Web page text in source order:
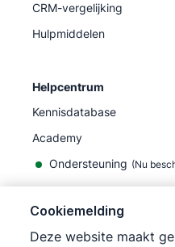
CRM-vergelijking
Hulpmiddelen
Helpcentrum
Kennisdatabase
Academy
Ondersteuning (Nu
Cookiemelding
Deze website maakt